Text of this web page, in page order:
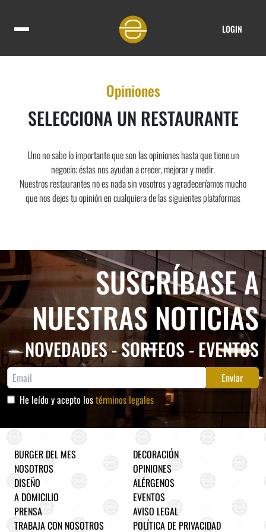
LOGIN
Opiniones
SELECCIONA UN RESTAURANTE
Uno no sabe lo importante que son las opiniones hasta que tiene un
negocio; éstas nos ayudan a crecer, mejorar y medir.
Nuestros restaurantes no es nada sin vosotros y agradeceríamos mucho
que nos dejes tu opinión en cualquiera de las siguientes plataformas
SUSCRÍBASE A
NUESTRAS NOTICIAS
NOVEDADES - SORTEOS - EVENTOS
Enviar
He leído y acepto lostérminos legales
BURGER DEL MES
NOSOTROS
DISEÑO
DECORACIÓN
OPINIONES
ALÉRGENOS
A DOMICILIO
PRENSA
TRABAJA CON NOSOTROS
EVENTOS
AVISO LEGAL
POLÍTICA DE PRIVACIDAD